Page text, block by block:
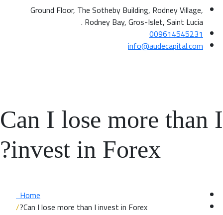
Ground Floor, The Sotheby Building, Rodney Village,
Rodney Bay, Gros-Islet, Saint Lucia .
009614545231
info@audecapital.com
Can I lose more than
invest in Forex?
Home
Can I lose more than I invest in Forex?